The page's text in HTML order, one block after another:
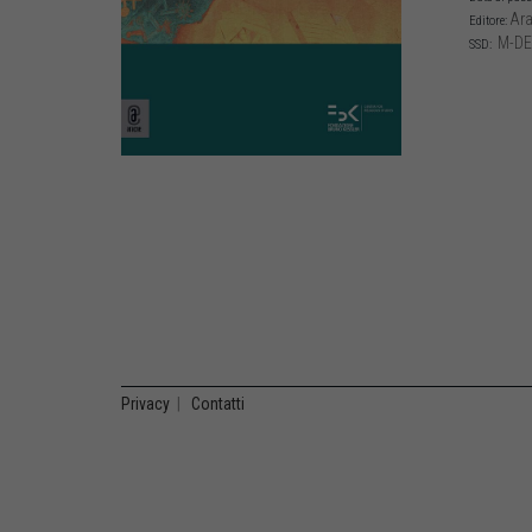
Editore:
SSD: M-
Privacy Contatti